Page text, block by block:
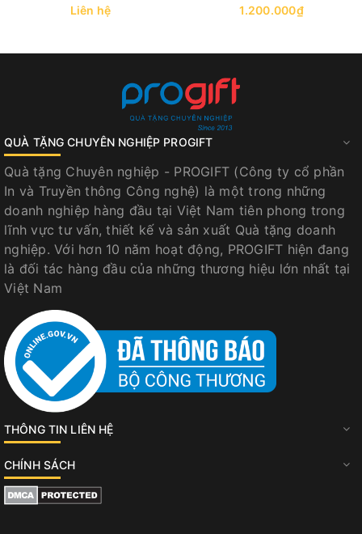
Liên hệ
1.200.000₫
QUÀ TẶNG CHUYÊN NGHIỆP PROGIFT
Quà tặng Chuyên nghiệp - PROGIFT (Công ty cổ phần
In và Truyền thông Công nghệ) là một trong những
doanh nghiệp hàng đầu tại Việt Nam tiên phong trong
lĩnh vực tư vấn, thiết kế và sản xuất Quà tặng doanh
nghiệp. Với hơn 10 năm hoạt động, PROGIFT hiện đang
là đối tác hàng đầu của những thương hiệu lớn nhất tại
Việt Nam
THÔNG TIN LIÊN HỆ
CHÍNH SÁCH